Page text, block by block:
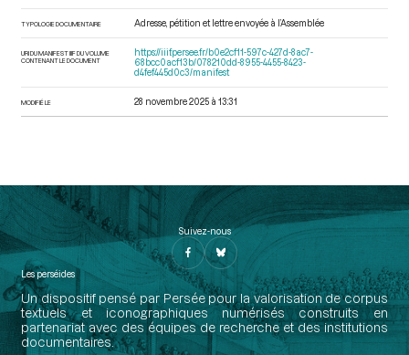
TYPOLOGIE DOCUMENTAIRE Adresse, pétition et lettre envoyée à l’Assemblée
URI DU MANIFEST IIIF DU VOLUME
CONTENANT LE DOCUMENT
https://iiif.persee.fr/b0e2cf11-597c-427d-8ac7-
68bcc0acf13b/078210dd-8955-4455-8423-
d4fef445d0c3/manifest
MODIFIÉ LE 28 novembre 2025 à 13:31
Suivez-nous
Les perséides
Un dispositif pensé par Persée pour la valorisation de corpus
textuels et iconographiques numérisés construits en
partenariat avec des équipes de recherche et des institutions
documentaires.